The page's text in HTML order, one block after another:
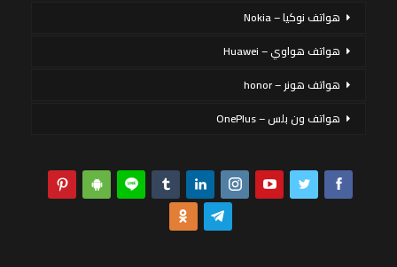
هواتف نوكيا – Nokia
هواتف هواوي – Huawei
هواتف هونر – honor
هواتف ون بلس – OnePlus